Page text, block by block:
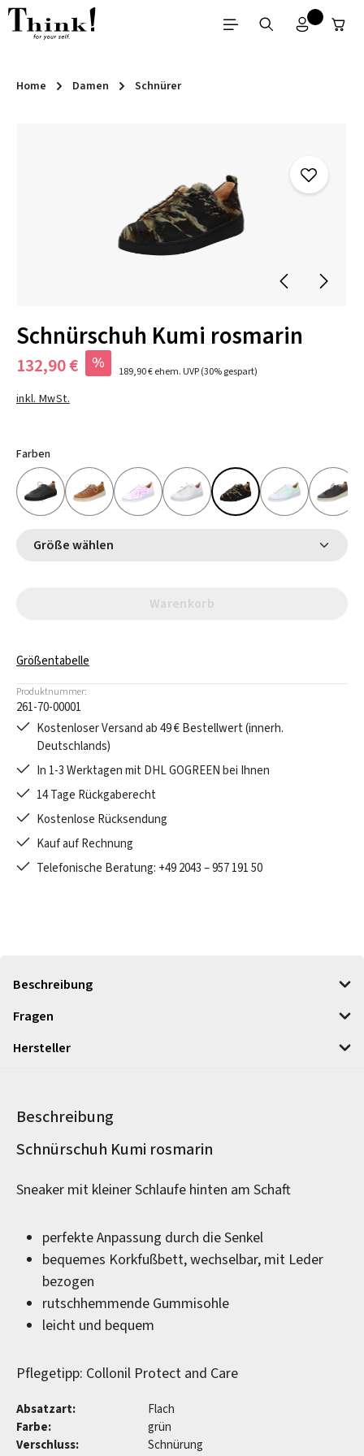
Zum Hauptinhalt springen
Home Damen Schnürer
Schnürschuh Kumi rosmarin
132,90 € % 189,90 €ehem. UVP(30% gespart)
inkl. MwSt.
Farben
Größe wählen
Warenkorb
Größentabelle
Produktnummer:
261-70-00001
Kostenloser Versand ab 49 € Bestellwert (innerh.
Deutschlands)
In 1-3 Werktagen mit DHL GOGREEN bei Ihnen
14 Tage Rückgaberecht
Kostenlose Rücksendung
Kauf auf Rechnung
Telefonische Beratung: +49 2043 – 957 191 50
Beschreibung
Fragen
Hersteller
Beschreibung
Produktinformationen
Schnürschuh Kumi rosmarin
Sneaker mit kleiner Schlaufe hinten am Schaft
perfekte Anpassung durch die Senkel
bequemes Korkfußbett, wechselbar, mit Leder
bezogen
rutschhemmende Gummisohle
leicht und bequem
Pflegetipp: Collonil Protect and Care
Absatzart:
Flach
Farbe:
grün
Verschluss:
Schnürung